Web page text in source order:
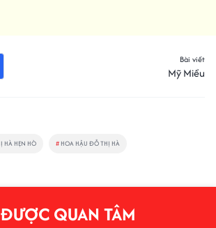
Bài viết
Mỹ Miều
HÀ HẸN HÒ # HOA HẬU ĐỖ THỊ HÀ
ĐƯỢC QUAN TÂM